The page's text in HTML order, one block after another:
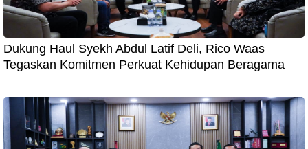
Dukung Haul Syekh Abdul Latif Deli, Rico Waas
Tegaskan Komitmen Perkuat Kehidupan Beragama